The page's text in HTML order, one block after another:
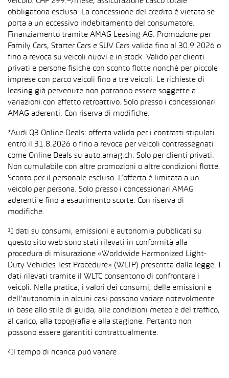
obbligatoria esclusa. La concessione del credito è vietata se
porta a un eccessivo indebitamento del consumatore.
Finanziamento tramite AMAG Leasing AG. Promozione per
Family Cars, Starter Cars e SUV Cars valida fino al 30.9.2026 o
fino a revoca su veicoli nuovi e in stock. Valido per clienti
privati e persone fisiche con sconto flotte nonché per piccole
imprese con parco veicoli fino a tre veicoli. Le richieste di
leasing già pervenute non potranno essere soggette a
variazioni con effetto retroattivo. Solo presso i concessionari
AMAG aderenti. Con riserva di modifiche.
*Audi Q3 Online Deals: offerta valida per i contratti stipulati
entro il 31.8.2026 o fino a revoca per veicoli contrassegnati
come Online Deals su auto.amag.ch. Solo per clienti privati.
Non cumulabile con altre promozioni o altre condizioni flotte.
Sconto per il personale escluso. L’offerta è limitata a un
veicolo per persona. Solo presso i concessionari AMAG
aderenti e fino a esaurimento scorte. Con riserva di
modifiche.
¹I dati su consumi, emissioni e autonomia pubblicati su
questo sito web sono stati rilevati in conformità alla
procedura di misurazione «Worldwide Harmonized Light-
Duty Vehicles Test Procedure» (WLTP) prescritta dalla legge. I
dati rilevati tramite il WLTC consentono di confrontare i
veicoli. Nella pratica, i valori dei consumi, delle emissioni e
dell’autonomia in alcuni casi possono variare notevolmente
in base allo stile di guida, alle condizioni meteo e del traffico,
al carico, alla topografia e alla stagione. Pertanto non
possono essere garantiti contrattualmente.
²Il tempo di ricarica può variare